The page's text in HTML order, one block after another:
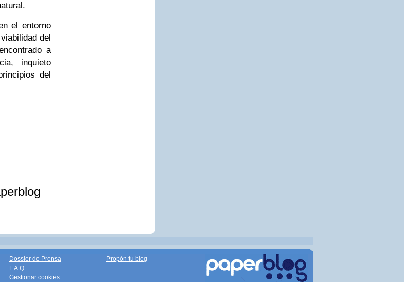
el entorno
del
a
inquieto
del
Dossier de Prensa
F.A.Q.
Gestionar cookies
Propón tu blog